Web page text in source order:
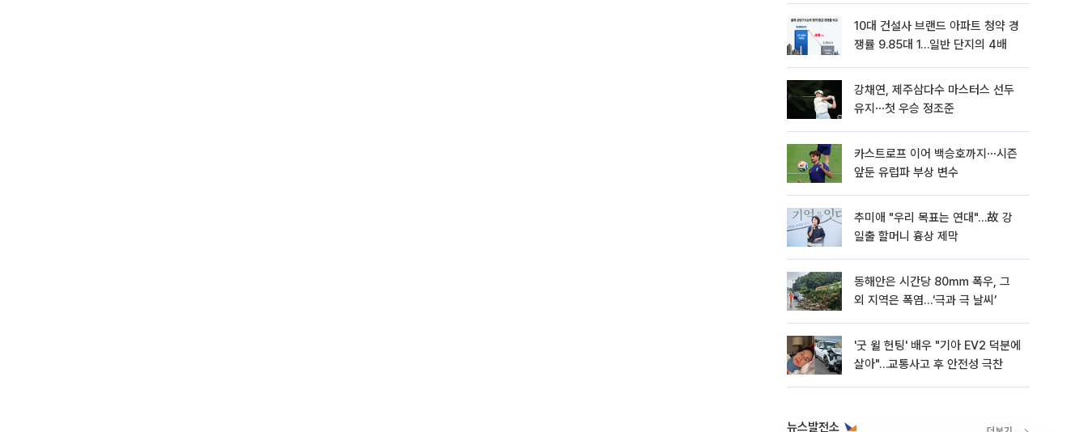
10대 건설사 브랜드 아파트 청약 경
쟁률 9.85대 1…일반 단지의 4배
강채연, 제주삼다수 마스터스 선두
유지⋯첫 우승 정조준
카스트로프 이어 백승호까지⋯시즌
앞둔 유럽파 부상 변수
추미애 "우리 목표는 연대"…故 강
일출 할머니 흉상 제막
동해안은 시간당 80㎜ 폭우, 그
외 지역은 폭염…‘극과 극 날씨’
'굿 윌 헌팅' 배우 "기아 EV2 덕분에
살아"…교통사고 후 안전성 극찬
뉴스발전소